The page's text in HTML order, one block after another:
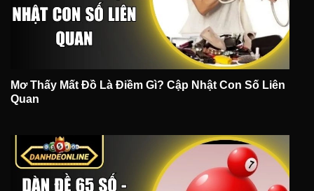
Mơ Thấy Mất Đồ Là Điềm Gì? Cập Nhật Con Số Liên
Quan